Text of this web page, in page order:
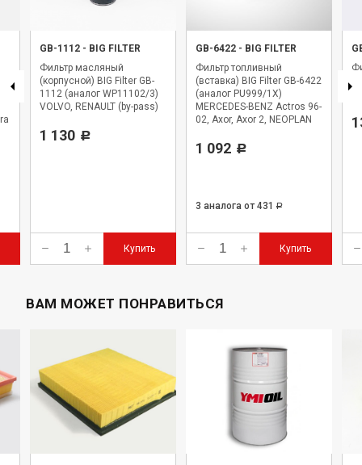
GB-1112 - BIG FILTER
Фильтр масляный
(корпусной) BIG Filter GB-
1112 (аналог WP11102/3)
VOLVO, RENAULT (by-pass)
1 130 Р
Купить
GB-6422 - BIG FILTER
Фильтр топливный
(вставка) BIG Filter GB-6422
(аналог PU999/1X)
MERCEDES-BENZ Actros 96-
02, Axor, Axor 2, NEOPLAN
1 092 Р
3 аналога от 431 Р
Купить
ВАМ МОЖЕТ ПОНРАВИТЬСЯ